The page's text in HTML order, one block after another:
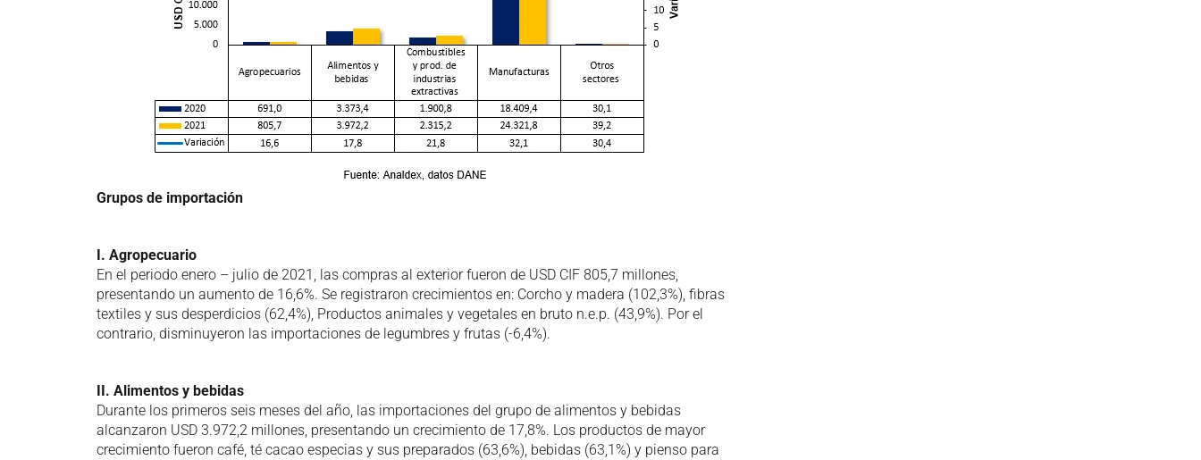
Grupos de importación
I. Agropecuario
En el periodo enero – julio de 2021, las compras al exterior fueron de USD CIF 805,7 millones,
presentando un aumento de 16,6%. Se registraron crecimientos en: Corcho y madera (102,3%), fibras
textiles y sus desperdicios (62,4%), Productos animales y vegetales en bruto n.e.p. (43,9%). Por el
contrario, disminuyeron las importaciones de legumbres y frutas (-6,4%).
II. Alimentos y bebidas
Durante los primeros seis meses del año, las importaciones del grupo de alimentos y bebidas
alcanzaron USD 3.972,2 millones, presentando un crecimiento de 17,8%. Los productos de mayor
crecimiento fueron café, té cacao especias y sus preparados (63,6%), bebidas (63,1%) y pienso para